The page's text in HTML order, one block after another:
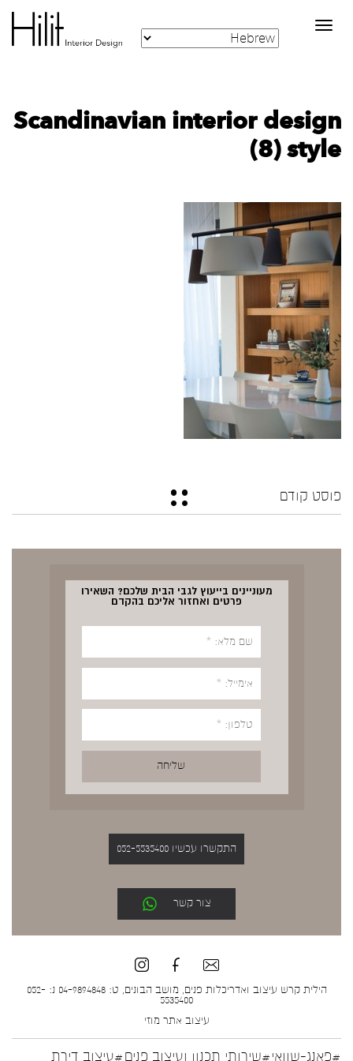
Toggle
navigation
‪Scandinavian interior design
style‬‏ (8)
פוסט קודם
מעוניינים בייעוץ לגבי הבית שלכם? השאירו
פרטים ואחזור אליכם בהקדם
התקשרו עכשיו 052-5535400
צור קשר
הילית קרש עיצוב ואדריכלות פנים, מושב הבונים, ט: 04-9894848 נ: 052-
5535400
עיצוב אתר מוזי
#פאנג-שוואי#שירותי תכנון ועיצוב פנים#עיצוב דירת